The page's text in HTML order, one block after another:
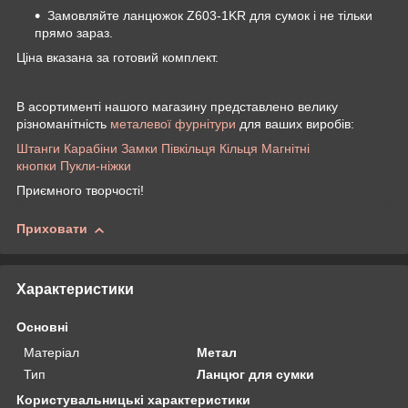
Замовляйте ланцюжок Z603-1KR для сумок і не тільки
прямо зараз.
Ціна вказана за готовий комплект.
В асортименті нашого магазину представлено велику
різноманітність металевої фурнітури для ваших виробів:
Штанги Карабіни Замки Півкільця Кільця Магнітні
кнопки Пукли-ніжки
Приємного творчості!
Приховати
Характеристики
Основні
Матеріал
Метал
Тип
Ланцюг для сумки
Користувальницькі характеристики